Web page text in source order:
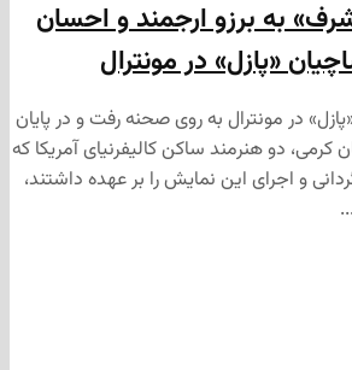
ارجمند و احسان
در مونترال
به روی صحنه رفت و در پایان
ساکن کالیفرنیای آمریکا که
این نمایش را بر عهده داشتند،